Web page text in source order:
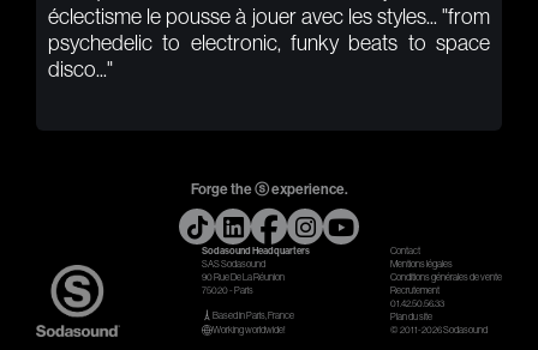
éclectisme le pousse à jouer avec les styles... "from
psychedelic to electronic, funky beats to space
disco..."
Forge the ⓢ experience.
Sodasound Headquarters
SAS Sodasound
90 Rue De La Réunion
75020 - Paris
Based in Paris, France
Working worldwide!
Contact
Mentions légales
Conditions générales de vente
Recrutement
01.42.50.56.33
Plan du site
© 2011-2026 Sodasound